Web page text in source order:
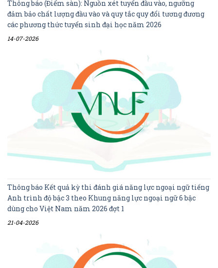
Thông báo (Điểm sàn): Nguồn xét tuyển đầu vào, ngưỡng
đảm bảo chất lượng đầu vào và quy tắc quy đổi tương đương
các phương thức tuyển sinh đại học năm 2026
14-07-2026
Thông báo Kết quả kỳ thi đánh giá năng lực ngoại ngữ tiếng
Anh trình độ bậc 3 theo Khung năng lực ngoại ngữ 6 bậc
dùng cho Việt Nam năm 2026 đợt 1
21-04-2026